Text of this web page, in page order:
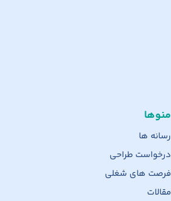
منوها
رسانه ها
درخواست طراحی
فرصت های شغلی
مقالات